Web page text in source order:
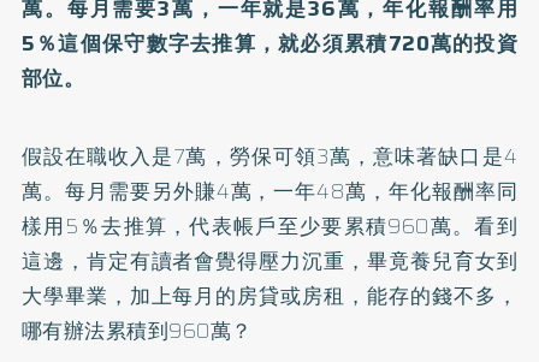
萬。每月需要3萬，一年就是36萬，年化報酬率用
5％這個保守數字去推算，就必須累積720萬的投資
部位。
假設在職收入是7萬，勞保可領3萬，意味著缺口是4
萬。每月需要另外賺4萬，一年48萬，年化報酬率同
樣用5％去推算，代表帳戶至少要累積960萬。看到
這邊，肯定有讀者會覺得壓力沉重，畢竟養兒育女到
大學畢業，加上每月的房貸或房租，能存的錢不多，
哪有辦法累積到960萬？